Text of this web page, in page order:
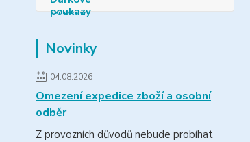
Novinky
04.08.2026
Omezení expedice zboží a osobní
odběr
Z provozních důvodů nebude probíhat